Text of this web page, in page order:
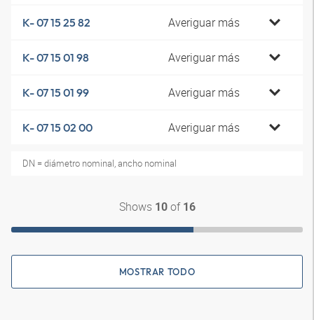
K- 07 15 25 82 Averiguar más
K- 07 15 01 98 Averiguar más
K- 07 15 01 99 Averiguar más
K- 07 15 02 00 Averiguar más
DN = diámetro nominal, ancho nominal
Shows 10of 16
MOSTRAR TODO